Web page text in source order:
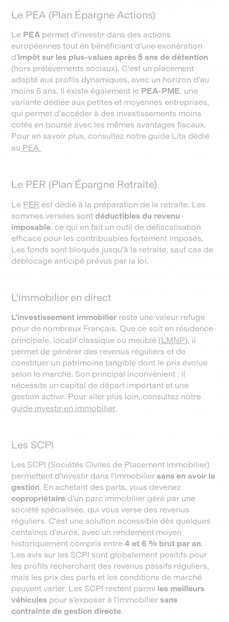
Le PEA (Plan Épargne Actions)
Le PEA permet d'investir dans des actions
européennes tout en bénéficiant d'une exonération
d'impôt sur les plus-values après 5 ans de détention
(hors prélèvements sociaux). C'est un placement
adapté aux profils dynamiques, avec un horizon d'au
moins 5 ans. Il existe également le PEA-PME, une
variante dédiée aux petites et moyennes entreprises,
qui permet d'accéder à des investissements moins
cotés en bourse avec les mêmes avantages fiscaux.
Pour en savoir plus, consultez notre guide Lita dédié
au PEA
Le PER (Plan Épargne Retraite)
Le PER est dédié à la préparation de la retraite. Les
sommes versées sontdéductibles du revenu
imposable, ce qui en fait un outil de défiscalisation
efficace pour les contribuables fortement imposés.
Les fonds sont bloqués jusqu'à la retraite, sauf cas de
déblocage anticipé prévus par la loi.
L'immobilier en direct
L'investissement immobilier reste une valeur refuge
pour de nombreux Français. Que ce soit en résidence
principale, locatif classique ou meublé (LMNP), il
permet de générer des revenus réguliers et de
constituer un patrimoine tangible dont le prix évolue
selon le marché. Son principal inconvénient : il
nécessite un capital de départ important et une
gestion active. Pour aller plus loin, consultez notre
guide investir en immobilier.
Les SCPI
Les SCPI (Sociétés Civiles de Placement Immobilier)
permettent d'investir dans l'immobiliersans en avoir la
gestion. En achetant des parts, vous devenez
copropriétaire d'un parc immobilier géré par une
société spécialisée, qui vous verse des revenus
réguliers. C'est une solution accessible dès quelques
centaines d'euros, avec un rendement moyen
historiquement compris entre 4 et 6 % brut par an.
Les avis sur les SCPI sont globalement positifs pour
les profils recherchant des revenus passifs réguliers,
mais les prix des parts et les conditions de marché
peuvent varier. Les SCPI restent parmi les meilleurs
véhicules pour s'exposer à l'immobiliersans
contrainte de gestion directe.